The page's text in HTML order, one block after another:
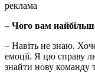
реклама
– Чого вам
– Навіть не знаю.
емоції. Я цю справу
знайти нову команду